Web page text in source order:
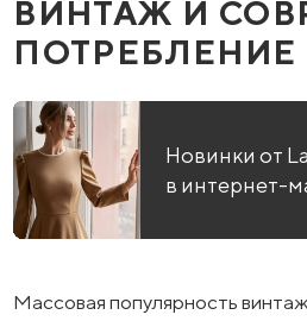
ВИНТАЖ И
ПОТРЕБЛЕНИЕ
Новинки от
в интернет-
Массовая популярность